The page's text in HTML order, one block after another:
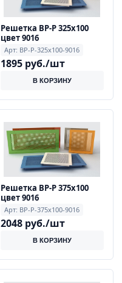
Решетка ВР-Р 325х100
цвет 9016
Арт: ВР-Р-325x100-9016
1895 руб./шт
В КОРЗИНУ
Решетка ВР-Р 375х100
цвет 9016
Арт: ВР-Р-375x100-9016
2048 руб./шт
В КОРЗИНУ